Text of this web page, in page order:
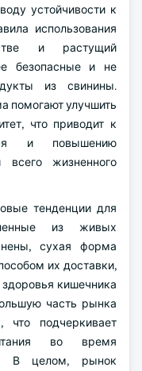
устойчивости к
использования
и растущий
безопасные и не
из свинины.
помогают улучшить
что приводит к
и повышению
всего жизненного
тенденции для
из живых
сухая форма
их доставки,
кишечника
часть рынка
что подчеркивает
во время
В целом, рынок